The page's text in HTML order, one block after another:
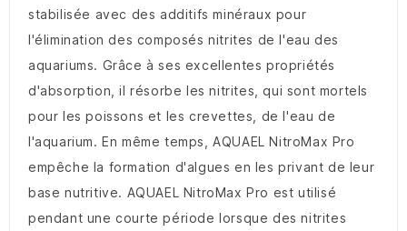
stabilisée avec des additifs minéraux pour
l'élimination des composés nitrites de l'eau des
aquariums. Grâce à ses excellentes propriétés
d'absorption, il résorbe les nitrites, qui sont mortels
pour les poissons et les crevettes, de l'eau de
l'aquarium. En même temps, AQUAEL NitroMax Pro
empêche la formation d'algues en les privant de leur
base nutritive. AQUAEL NitroMax Pro est utilisé
pendant une courte période lorsque des nitrites